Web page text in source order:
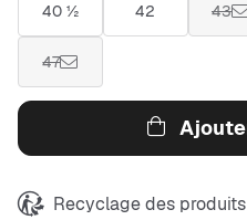
40 ½ 42 43
47
Recyclage des produits